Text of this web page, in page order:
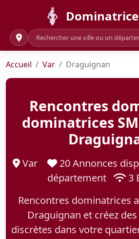
Dominatrice
Accueil Var Draguignan
Rencontres
dominatrices
Var
20 Annonces
département
3
Rencontres dominatrices
Draguignan et créez
discrètes dans votre